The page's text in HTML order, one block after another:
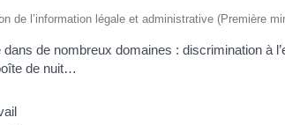
de l’information légale et administrative (Première
de nombreux domaines : discrimination à
de nuit…